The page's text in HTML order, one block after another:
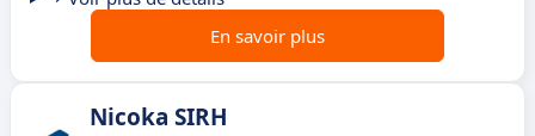
En savoir plus
Nicoka SIRH